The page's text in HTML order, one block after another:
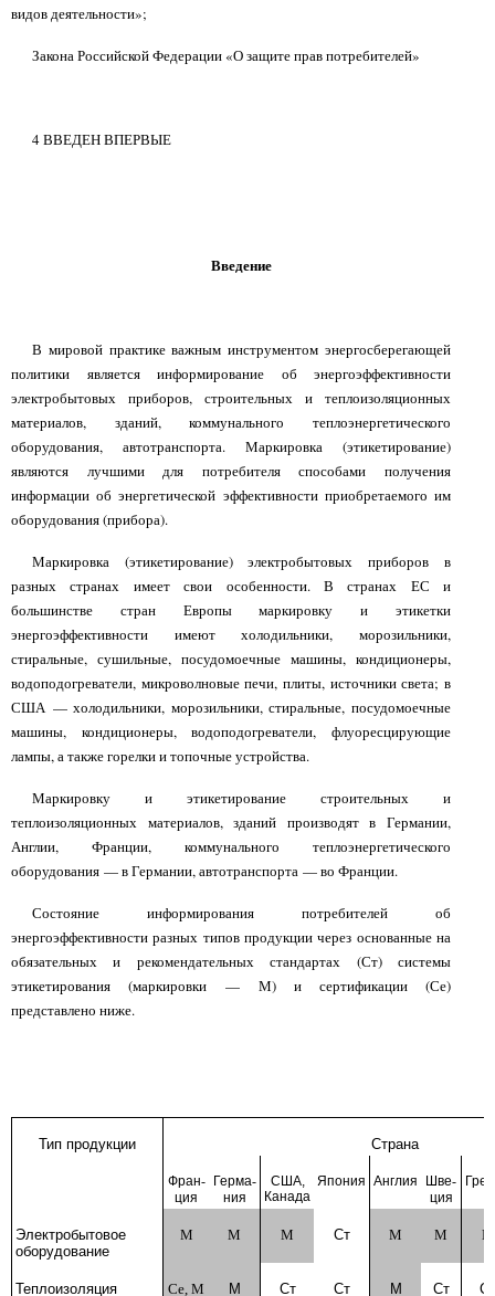
видов деятельности»;
Закона Российской Федерации «О защите прав потребителей»
4 ВВЕДЕН ВПЕРВЫЕ
Введение
В мировой практике важным инструментом энергосберегающей
политики является информирование об энергоэффективности
электробытовых приборов, строительных и теплоизоляционных
материалов, зданий, коммунального теплоэнергетического
оборудования, автотранспорта. Маркировка (этикетирование)
являются лучшими для потребителя способами получения
информации об энергетической эффективности приобретаемого им
оборудования (прибора).
Маркировка (этикетирование) электробытовых приборов в
разных странах имеет свои особенности. В странах ЕС и
большинстве стран Европы маркировку и этикетки
энергоэффективности имеют холодильники, морозильники,
стиральные, сушильные, посудомоечные машины, кондиционеры,
водоподогреватели, микроволновые печи, плиты, источники света; в
США — холодильники, морозильники, стиральные, посудомоечные
машины, кондиционеры, водоподогреватели, флуоресцирующие
лампы, а также горелки и топочные устройства.
Маркировку и этикетирование строительных и
теплоизоляционных материалов, зданий производят в Германии,
Англии, Франции, коммунального теплоэнергетического
оборудования — в Германии, автотранспорта — во Франции.
Состояние информирования потребителей об
энергоэффективности разных типов продукции через основанные на
обязательных и рекомендательных стандартах (Ст) системы
этикетирования (маркировки — М) и сертификации (Се)
представлено ниже.
Тип продукции Страна
Фран-
ция
Герма-
ния
США,
Канада
Япония Англия Шве-
ция
Электробытовое
оборудование
M M M Ст M M M
Теплоизоляция
Ce, M M Ст Ст M Ст Ст